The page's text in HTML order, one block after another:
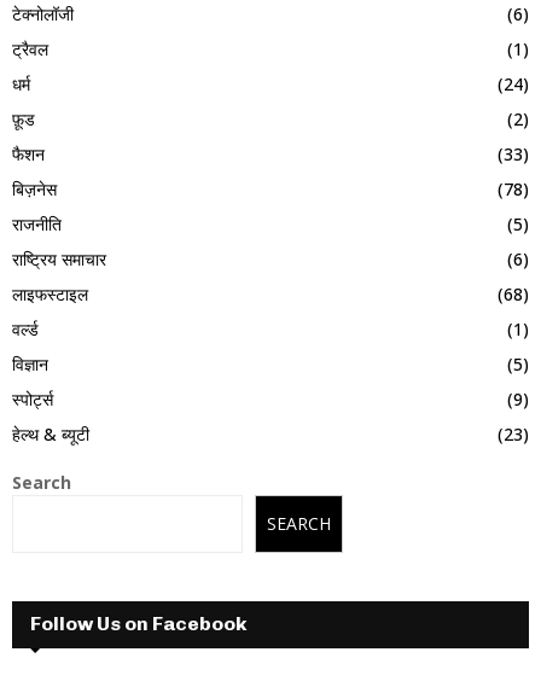
टेक्नोलॉजी
(6)
ट्रैवल
(1)
धर्म
(24)
फ़ूड
(2)
फैशन
(33)
बिज़नेस
(78)
राजनीति
(5)
राष्ट्रिय समाचार
(6)
लाइफस्टाइल
(68)
वर्ल्ड
(1)
विज्ञान
(5)
स्पोर्ट्स
(9)
हेल्थ & ब्यूटी
(23)
Search
SEARCH
Follow Us on Facebook